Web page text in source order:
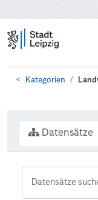
Kategorien
Datensätze